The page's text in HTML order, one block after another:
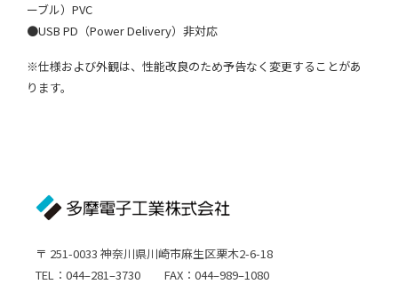
ーブル）PVC
●USB PD（Power Delivery）非対応
※仕様および外観は、性能改良のため予告なく変更することがあ
ります。
〒 251-0033 神奈川県川崎市麻生区栗木2-6-18
TEL：044–281–3730 FAX：044–989–1080